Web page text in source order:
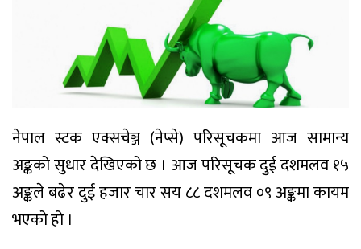
नेपाल स्टक एक्सचेञ्ज (नेप्से) परिसूचकमा आज सामान्य
अङ्कको सुधार देखिएको छ । आज परिसूचक दुई दशमलव १५
अङ्कले बढेर दुई हजार चार सय ८८ दशमलव ०९ अङ्कमा कायम
भएको हो ।